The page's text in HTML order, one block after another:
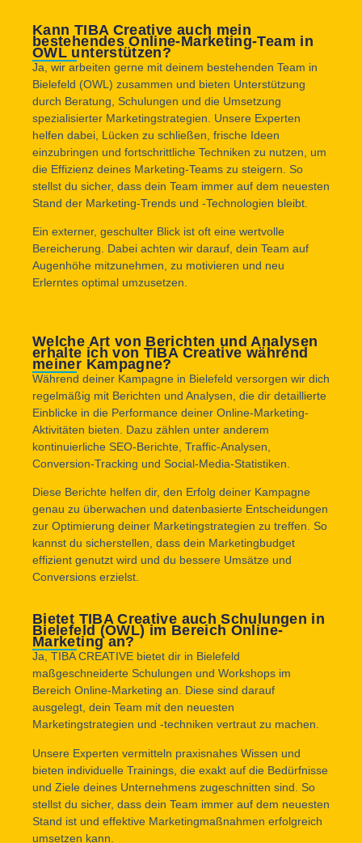
Kann TIBA Creative auch mein
bestehendes Online-Marketing-Team in
OWL unterstützen?
Ja, wir arbeiten gerne mit deinem bestehenden Team in
Bielefeld (OWL) zusammen und bieten Unterstützung
durch Beratung, Schulungen und die Umsetzung
spezialisierter Marketingstrategien. Unsere Experten
helfen dabei, Lücken zu schließen, frische Ideen
einzubringen und fortschrittliche Techniken zu nutzen, um
die Effizienz deines Marketing-Teams zu steigern. So
stellst du sicher, dass dein Team immer auf dem neuesten
Stand der Marketing-Trends und -Technologien bleibt.
Ein externer, geschulter Blick ist oft eine wertvolle
Bereicherung. Dabei achten wir darauf, dein Team auf
Augenhöhe mitzunehmen, zu motivieren und neu
Erlerntes optimal umzusetzen.
Welche Art von Berichten und Analysen
erhalte ich von TIBA Creative während
meiner Kampagne?
Während deiner Kampagne in Bielefeld versorgen wir dich
regelmäßig mit Berichten und Analysen, die dir detaillierte
Einblicke in die Performance deiner Online-Marketing-
Aktivitäten bieten. Dazu zählen unter anderem
kontinuierliche SEO-Berichte, Traffic-Analysen,
Conversion-Tracking und Social-Media-Statistiken.
Diese Berichte helfen dir, den Erfolg deiner Kampagne
genau zu überwachen und datenbasierte Entscheidungen
zur Optimierung deiner Marketingstrategien zu treffen. So
kannst du sicherstellen, dass dein Marketingbudget
effizient genutzt wird und du bessere Umsätze und
Conversions erzielst.
Bietet TIBA Creative auch Schulungen in
Bielefeld (OWL) im Bereich Online-
Marketing an?
Ja, TIBA CREATIVE bietet dir in Bielefeld
maßgeschneiderte Schulungen und Workshops im
Bereich Online-Marketing an. Diese sind darauf
ausgelegt, dein Team mit den neuesten
Marketingstrategien und -techniken vertraut zu machen.
Unsere Experten vermitteln praxisnahes Wissen und
bieten individuelle Trainings, die exakt auf die Bedürfnisse
und Ziele deines Unternehmens zugeschnitten sind. So
stellst du sicher, dass dein Team immer auf dem neuesten
Stand ist und effektive Marketingmaßnahmen erfolgreich
umsetzen kann.